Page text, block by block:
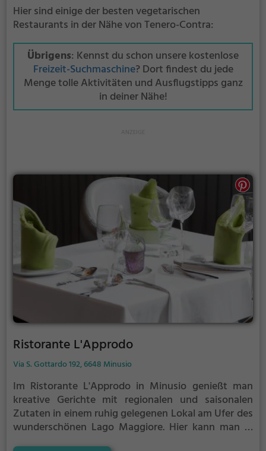
Hier sind einige der besten vegetarischen
Restaurants in der Nähe von Tenero-Contra:
Übrigens: Kennst du schon unsere kostenlose
Freizeit-Suchmaschine? Dort findest du jede
Menge tolle Aktivitäten und Ausflugstipps ganz
in deiner Nähe!
Ristorante L'Approdo
Via S. Gottardo 192, 6648 Minusio
Im Ristorante L'Approdo in Minusio genießt man
kreative Gerichte mit regionalen und saisonalen
Zutaten in einem ruhig gelegenen Lokal am Ufer des
wunderschönen Lago Maggiore. Hier kann man in